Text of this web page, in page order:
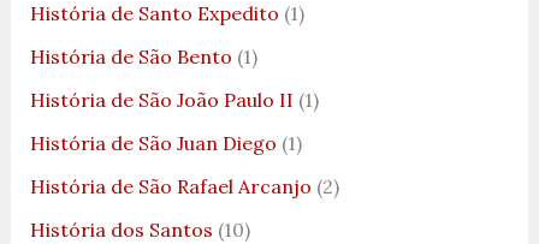
História de Santo Expedito (1)
História de São Bento (1)
História de São João Paulo II (1)
História de São Juan Diego (1)
História de São Rafael Arcanjo (2)
História dos Santos (10)